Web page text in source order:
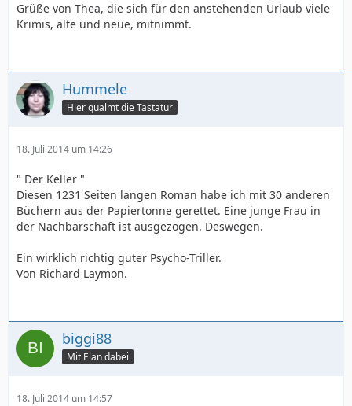
Grüße von Thea, die sich für den anstehenden Urlaub viele
Krimis, alte und neue, mitnimmt.
Hummele
Hier qualmt die Tastatur
18. Juli 2014 um 14:26
" Der Keller "
Diesen 1231 Seiten langen Roman habe ich mit 30 anderen
Büchern aus der Papiertonne gerettet. Eine junge Frau in
der Nachbarschaft ist ausgezogen. Deswegen.
Ein wirklich richtig guter Psycho-Triller.
Von Richard Laymon.
biggi88
Mit Elan dabei
18. Juli 2014 um 14:57